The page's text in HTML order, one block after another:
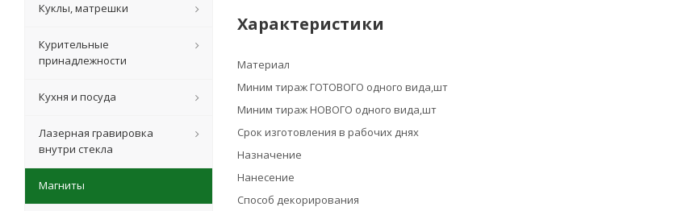
Характеристики
Материал
Миним тираж ГОТОВОГО одного вида,шт
Миним тираж НОВОГО одного вида,шт
Срок изготовления в рабочих днях
Назначение
Нанесение
Способ декорирования
Куклы, матрешки
Курительные
принадлежности
Кухня и посуда
Лазерная гравировка
внутри стекла
Магниты